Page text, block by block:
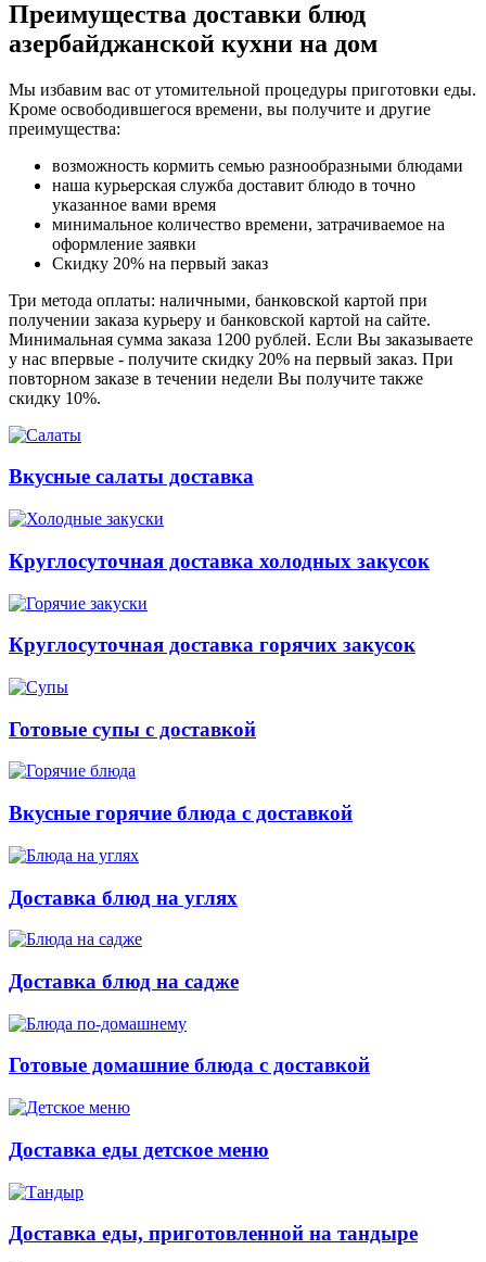
Преимущества доставки блюд
азербайджанской кухни на дом
Мы избавим вас от утомительной процедуры приготовки еды.
Кроме освободившегося времени, вы получите и другие
преимущества:
возможность кормить семью разнообразными блюдами
наша курьерская служба доставит блюдо в точно
указанное вами время
минимальное количество времени, затрачиваемое на
оформление заявки
Скидку 20% на первый заказ
Три метода оплаты: наличными, банковской картой при
получении заказа курьеру и банковской картой на сайте.
Минимальная сумма заказа 1200 рублей. Если Вы заказываете
у нас впервые - получите скидку 20% на первый заказ. При
повторном заказе в течении недели Вы получите также
скидку 10%.
Вкусные салаты доставка
Круглосуточная доставка холодных закусок
Круглосуточная доставка горячих закусок
Готовые супы с доставкой
Вкусные горячие блюда с доставкой
Доставка блюд на углях
Доставка блюд на садже
Готовые домашние блюда с доставкой
Доставка еды детское меню
Доставка еды, приготовленной на тандыре